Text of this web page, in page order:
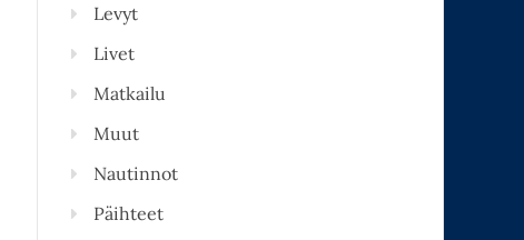
Levyt
Livet
Matkailu
Muut
Nautinnot
Päihteet